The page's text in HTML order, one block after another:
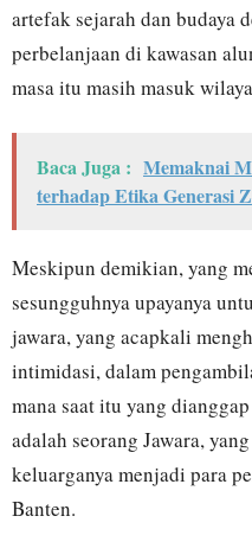
artefak sejarah dan budaya
perbelanjaan di kawasan
masa itu masih masuk
Baca Juga : Memaknai
terhadap Etika Generasi Z
Meskipun demikian, yang
sesungguhnya upayanya
jawara, yang acapkali
intimidasi, dalam
mana saat itu yang
adalah seorang Jawara,
keluarganya menjadi para
Banten.